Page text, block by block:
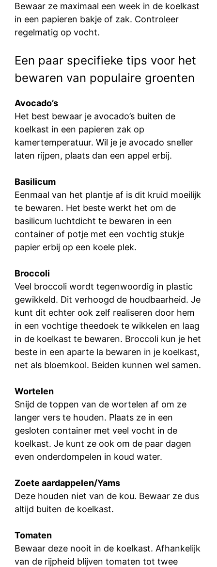
Bewaar ze maximaal een week in de koelkast
in een papieren bakje of zak. Controleer
regelmatig op vocht.
Een paar specifieke tips voor het
bewaren van populaire groenten
Avocado’s
Het best bewaar je avocado’s buiten de
koelkast in een papieren zak op
kamertemperatuur. Wil je je avocado sneller
laten rijpen, plaats dan een appel erbij.
Basilicum
Eenmaal van het plantje af is dit kruid moeilijk
te bewaren. Het beste werkt het om de
basilicum luchtdicht te bewaren in een
container of potje met een vochtig stukje
papier erbij op een koele plek.
Broccoli
Veel broccoli wordt tegenwoordig in plastic
gewikkeld. Dit verhoogd de houdbaarheid. Je
kunt dit echter ook zelf realiseren door hem
in een vochtige theedoek te wikkelen en laag
in de koelkast te bewaren. Broccoli kun je het
beste in een aparte la bewaren in je koelkast,
net als bloemkool. Beiden kunnen wel samen.
Wortelen
Snijd de toppen van de wortelen af om ze
langer vers te houden. Plaats ze in een
gesloten container met veel vocht in de
koelkast. Je kunt ze ook om de paar dagen
even onderdompelen in koud water.
Zoete aardappelen/Yams
Deze houden niet van de kou. Bewaar ze dus
altijd buiten de koelkast.
Tomaten
Bewaar deze nooit in de koelkast. Afhankelijk
van de rijpheid blijven tomaten tot twee